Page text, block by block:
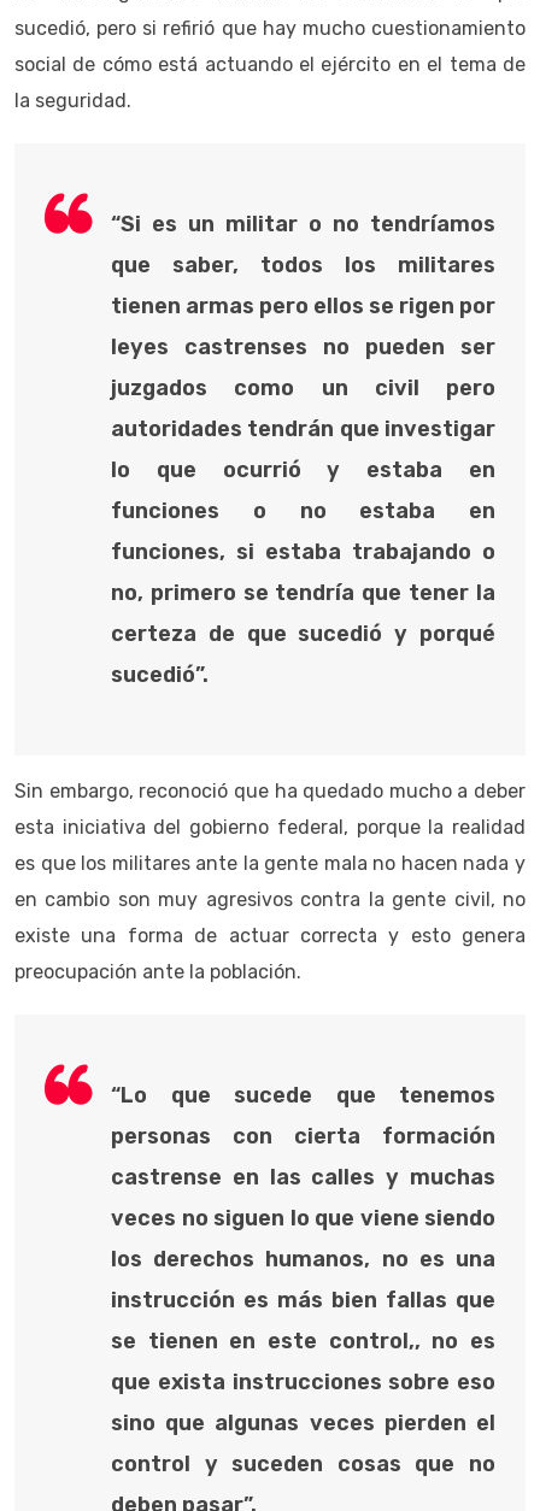
sucedió, pero si refirió que hay mucho cuestionamiento
social de cómo está actuando el ejército en el tema de
la seguridad.
“Si es un militar o no tendríamos
que saber, todos los militares
tienen armas pero ellos se rigen por
leyes castrenses no pueden ser
juzgados como un civil pero
autoridades tendrán que investigar
lo que ocurrió y estaba en
funciones o no estaba en
funciones, si estaba trabajando o
no, primero se tendría que tener la
certeza de que sucedió y porqué
sucedió”.
Sin embargo, reconoció que ha quedado mucho a deber
esta iniciativa del gobierno federal, porque la realidad
es que los militares ante la gente mala no hacen nada y
en cambio son muy agresivos contra la gente civil, no
existe una forma de actuar correcta y esto genera
preocupación ante la población.
“Lo que sucede que tenemos
personas con cierta formación
castrense en las calles y muchas
veces no siguen lo que viene siendo
los derechos humanos, no es una
instrucción es más bien fallas que
se tienen en este control,, no es
que exista instrucciones sobre eso
sino que algunas veces pierden el
control y suceden cosas que no
deben pasar”.